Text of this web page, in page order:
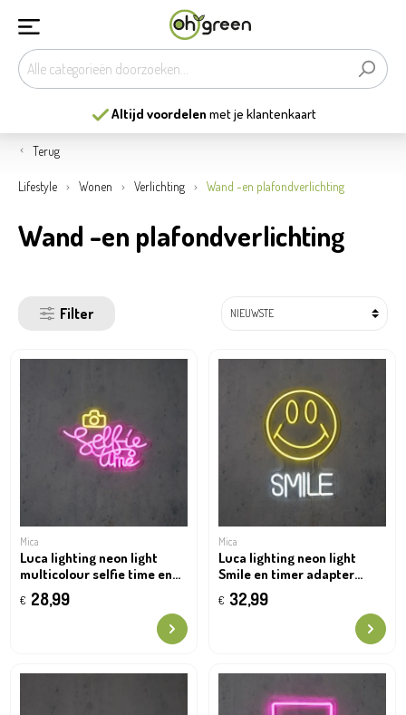
Altijd voordelenmet je klantenkaart
Terug
Lifestyle Wonen Verlichting Wand -en plafondverlichting
Wand -en plafondverlichting
Filter
Mica
Luca lighting neon light
multicolour selfie time en
timer adapter included ip20
- l35xb1,5xh24cm
€ 28,99
Mica
Luca lighting neon light
Smile en timer adapter
included ip20 -
l30xb1,5xh44cm
€ 32,99